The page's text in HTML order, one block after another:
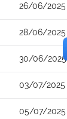
26/06/2025
28/06/2025
30/06/2025
03/07/2025
05/07/2025